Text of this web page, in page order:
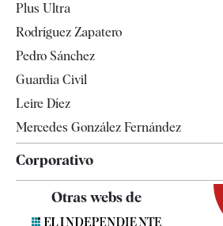
Televisión
Plus Ultra
Rodríguez Zapatero
Pedro Sánchez
Guardia Civil
Leire Díez
Mercedes González Fernández
Corporativo
Contacto
Otras webs de